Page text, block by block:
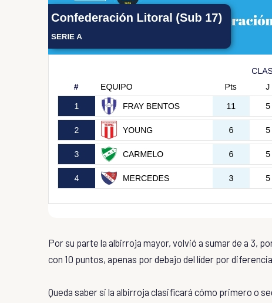
Por su parte la albirroja mayor, volvió a sumar de a 3,
con 10 puntos, apenas por debajo del líder por
Queda saber si la albirroja clasificará cómo primero o